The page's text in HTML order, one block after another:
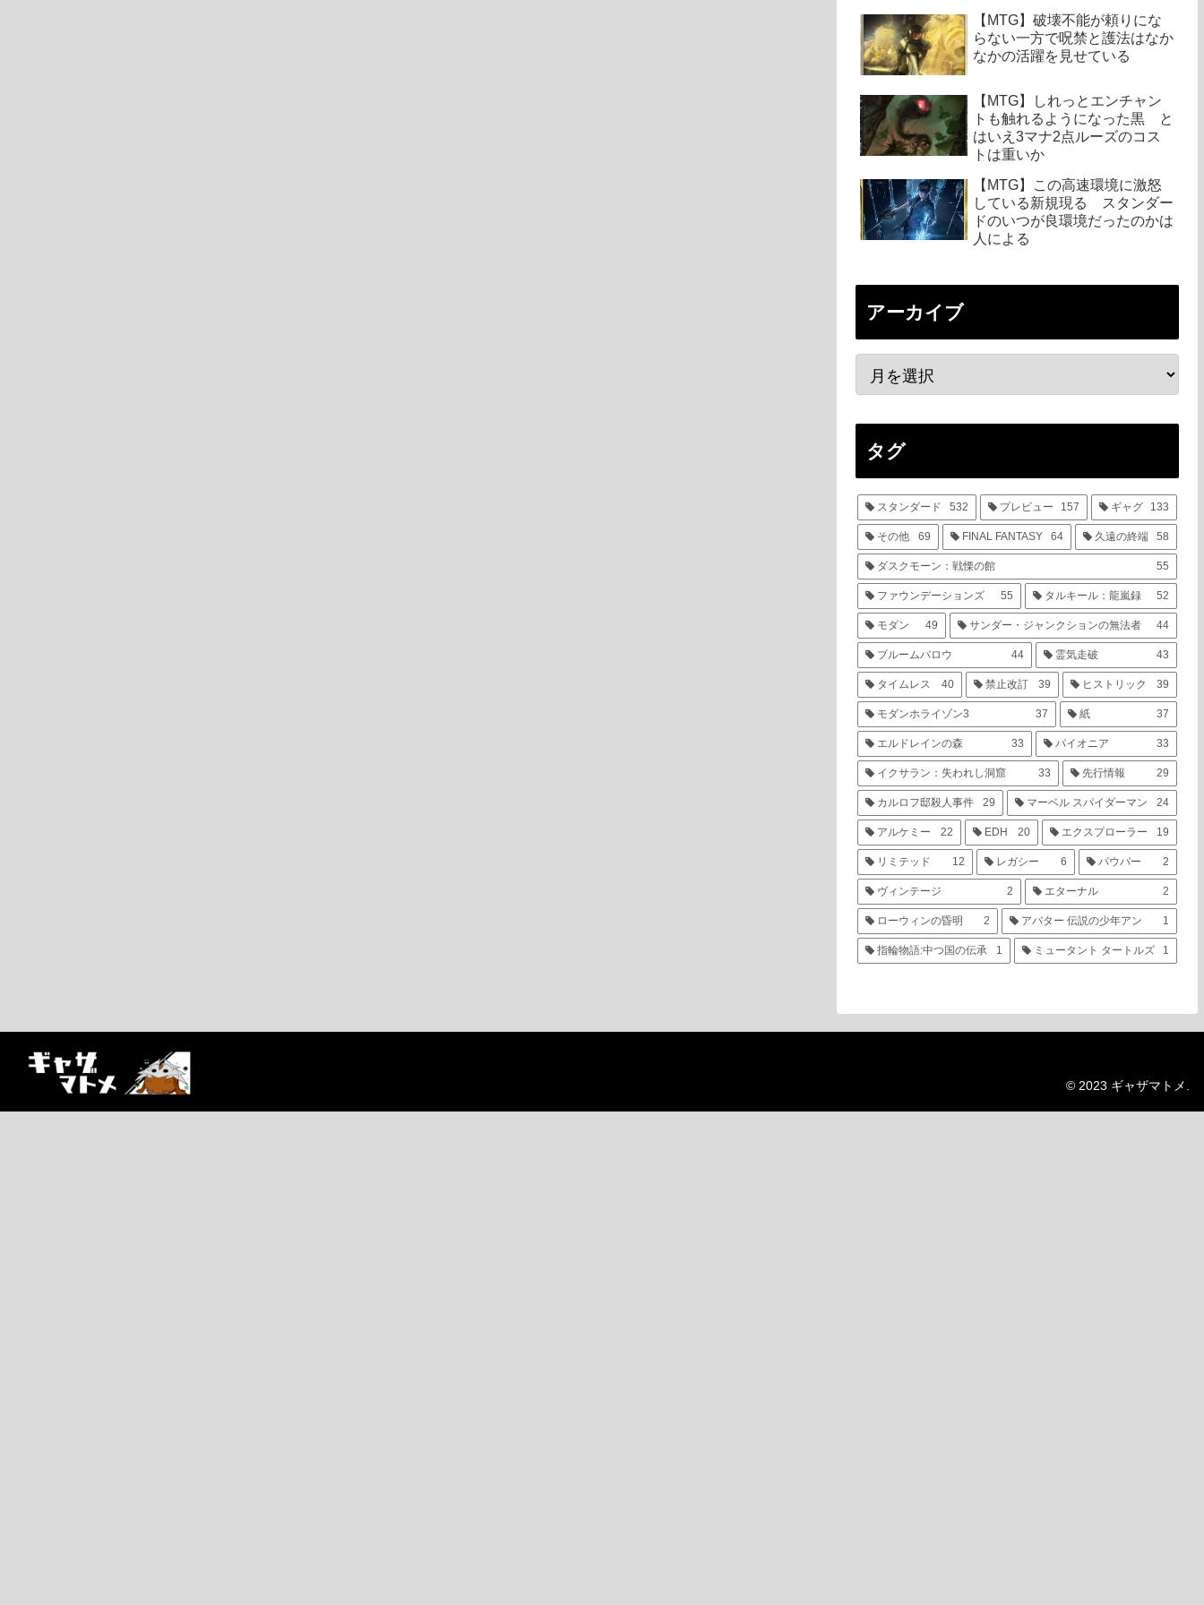
【MTG】破壊不能が頼りにな
らない一方で呪禁と護法はなか
なかの活躍を見せている
【MTG】しれっとエンチャン
トも触れるようになった黒 と
はいえ3マナ2点ルーズのコス
トは重いか
【MTG】この高速環境に激怒
している新規現る スタンダー
ドのいつが良環境だったのかは
人による
アーカイブ
タグ
スタンダード 532 プレビュー 157 ギャグ 133
その他 69 FINAL FANTASY 64 久遠の終端 58
ダスクモーン：戦慄の館 55
ファウンデーションズ 55 タルキール：龍嵐録 52
モダン 49 サンダー・ジャンクションの無法者 44
ブルームバロウ 44 霊気走破 43
タイムレス 40 禁止改訂 39 ヒストリック 39
モダンホライゾン3 37 紙 37
エルドレインの森 33 パイオニア 33
イクサラン：失われし洞窟 33 先行情報 29
カルロフ邸殺人事件 29 マーベル スパイダーマン 24
アルケミー 22 EDH 20 エクスプローラー 19
リミテッド 12 レガシー 6 パウパー 2
ヴィンテージ 2 エターナル 2
ローウィンの昏明 2 アバター 伝説の少年アン 1
指輪物語:中つ国の伝承 1 ミュータント タートルズ 1
© 2023 ギャザマトメ.